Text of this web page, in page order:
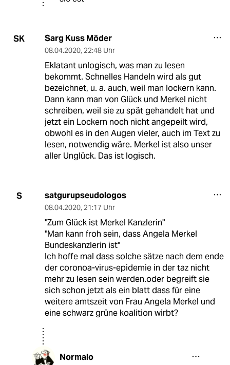
SK Sarg Kuss Möder
08.04.2020, 22:48 Uhr
Eklatant unlogisch, was man zu lesen
bekommt. Schnelles Handeln wird als gut
bezeichnet, u. a. auch, weil man lockern kann.
Dann kann man von Glück und Merkel nicht
schreiben, weil sie zu spät gehandelt hat und
jetzt ein Lockern noch nicht angepeilt wird,
obwohl es in den Augen vieler, auch im Text zu
lesen, notwendig wäre. Merkel ist also unser
aller Unglück. Das ist logisch.
S satgurupseudologos
08.04.2020, 21:17 Uhr
"Zum Glück ist Merkel Kanzlerin"
"Man kann froh sein, dass Angela Merkel
Bundeskanzlerin ist"
Ich hoffe mal dass solche sätze nach dem ende
der coronoa-virus-epidemie in der taz nicht
mehr zu lesen sein werden.oder begreift sie
sich schon jetzt als ein blatt dass für eine
weitere amtszeit von Frau Angela Merkel und
eine schwarz grüne koalition wirbt?
Normalo